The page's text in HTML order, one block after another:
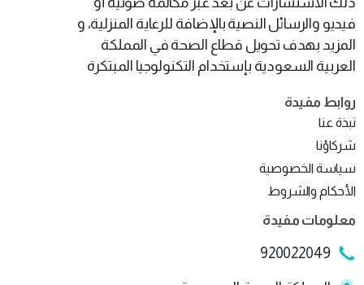
فيديو والرسائل النصية بالإضافة للرعاية المنزلية، و
المزيد بهدف تحويل قطاع الصحة في المملكة
العربية السعودية بإستخدام التكنولوجيا المبتكرة
روابط مفيدة
نبذة عنا
شركاؤنا
سياسة الخصوصية
الأحكام والشروط
معلومات مفيدة
920022049